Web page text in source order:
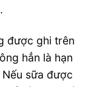
được ghi trên
hẳn là hạn
sữa được